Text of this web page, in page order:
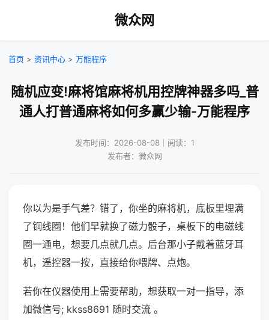
微众网
首页 > 资讯中心 > 万能程序
随机应变!麻将馆麻将机用控牌神器多吗_普
通人打普通麻将如何多赢少输-万能程序
发布时间：2026-08-08｜阅读：1
发布者：微众网
你以为是手气差？错了，你坐的麻将机，底板里埋满
了铜线圈！他们早就换了磁力骰子，桌板下的电磁线
圈一通电，想要几点就几点。后台那小子戴着蓝牙耳
机，遥控器一按，直接给你喂牌、点炮。
若你在仪器使用上需要帮助，想获取一对一指导，添
加微信号; kkss8691 随时交流 。